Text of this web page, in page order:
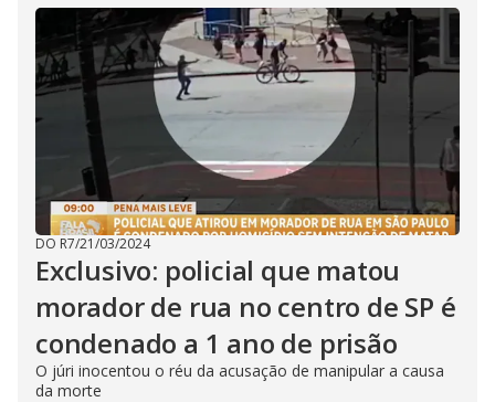
DO R7/21/03/2024
Exclusivo: policial que matou
morador de rua no centro de SP é
condenado a 1 ano de prisão
O júri inocentou o réu da acusação de manipular a causa
da morte